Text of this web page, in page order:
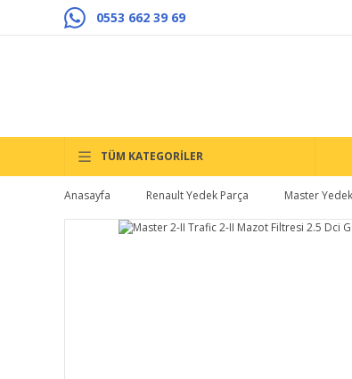
0553 662 39 69
TÜM KATEGORİLER
Anasayfa Renault Yedek Parça Master